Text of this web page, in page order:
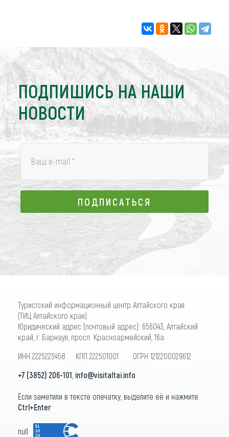
ПОДПИШИСЬ НА НАШИ
НОВОСТИ
Ваш e-mail *
ПОДПИСАТЬСЯ
ПОДПИСАТЬСЯ
Туристский информационный центр Алтайского края
(ТИЦ Алтайского края)
Юридический адрес (почтовый адрес): 656043, Алтайский
край, г. Барнаул, просп. Красноармейский, 16а
ИНН 2225223458 КПП 222501001 ОГРН 1212200029612
+7 (3852) 206-101 info@visitaltai.info
Если заметили в тексте опечатку, выделите её и нажмите
Ctrl+Enter
null